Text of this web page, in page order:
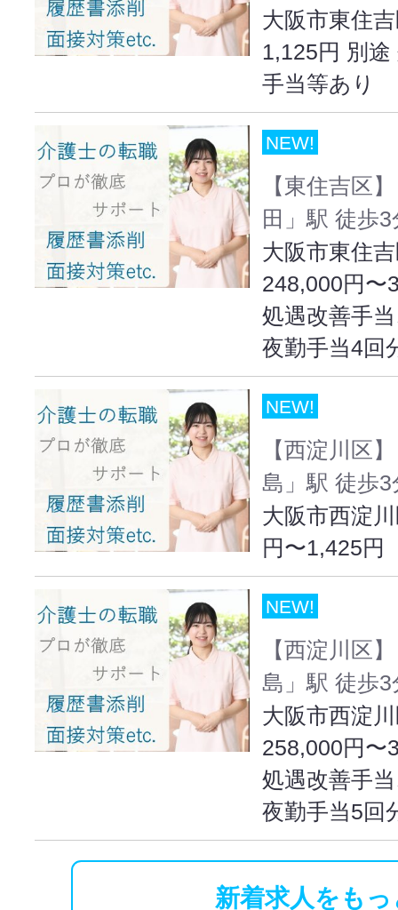
大阪市東住
1,125円 別
手当等あり
NEW!
【東住吉区
田」駅 徒歩
大阪市東住
248,000円〜
処遇改善手
夜勤手当4回
NEW!
【西淀川区
島」駅 徒歩
大阪市西淀
円〜1,425円
NEW!
【西淀川区
島」駅 徒歩
大阪市西淀
258,000円〜
処遇改善手
夜勤手当5回
新着求人をも